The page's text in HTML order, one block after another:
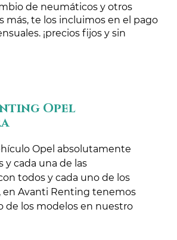
de neumáticos y otros
más, te los incluimos en el pago
¡precios fijos y sin
Opel
Opel absolutamente
y cada una de las
todos y cada uno de los
en Avanti Renting tenemos
de los modelos en nuestro